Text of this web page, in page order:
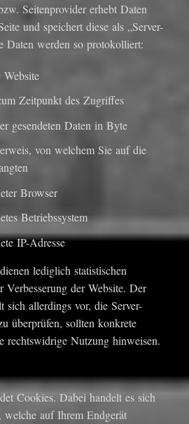
Seitenprovider erhebt Daten
und speichert diese als „Server-
Daten werden so protokolliert:
Website
Zeitpunkt des Zugriffes
gesendeten Daten in Byte
von welchem Sie auf die
Browser
Betriebssystem
IP-Adresse
lediglich statistischen
Verbesserung der Website. Der
sich allerdings vor, die Server-
überprüfen, sollten konkrete
rechtswidrige Nutzung hinweisen.
Cookies. Dabei handelt es sich
welche auf Ihrem Endgerät